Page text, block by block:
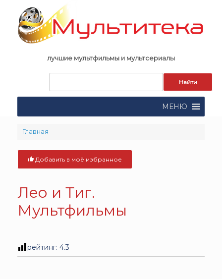
content
лучшие мультфильмы и мультсериалы
поиска:
МЕНЮ
Главная
Добавить в моё избранное
Лео и Тиг.
Мультфильмы
рейтинг: 4.3